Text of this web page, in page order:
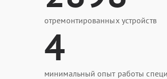
отремонтированных устройств
4
минимальный опыт работы